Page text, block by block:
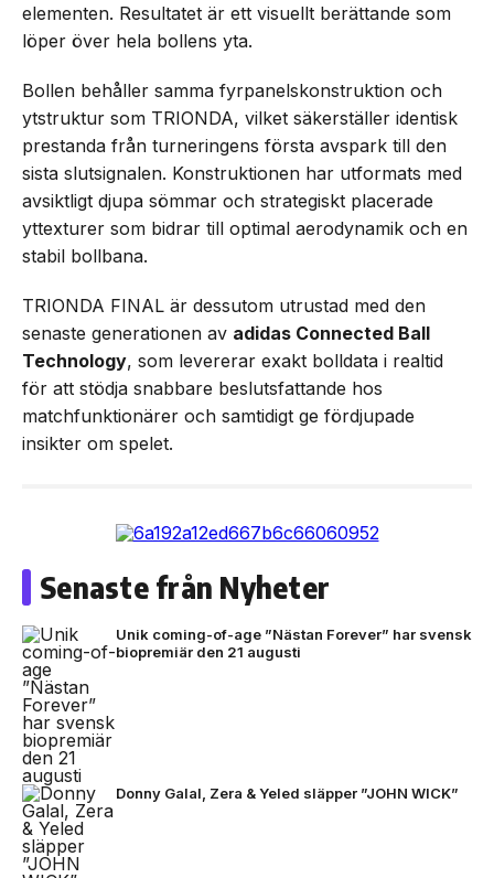
elementen. Resultatet är ett visuellt berättande som
löper över hela bollens yta.
Bollen behåller samma fyrpanelskonstruktion och
ytstruktur som TRIONDA, vilket säkerställer identisk
prestanda från turneringens första avspark till den
sista slutsignalen. Konstruktionen har utformats med
avsiktligt djupa sömmar och strategiskt placerade
yttexturer som bidrar till optimal aerodynamik och en
stabil bollbana.
TRIONDA FINAL är dessutom utrustad med den
senaste generationen av adidas Connected Ball
Technology, som levererar exakt bolldata i realtid
för att stödja snabbare beslutsfattande hos
matchfunktionärer och samtidigt ge fördjupade
insikter om spelet.
Senaste från Nyheter
Unik coming-of-age ”Nästan Forever” har svensk
biopremiär den 21 augusti
Donny Galal, Zera & Yeled släpper ”JOHN WICK”